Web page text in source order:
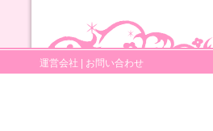
運営会社 | お問い合わせ